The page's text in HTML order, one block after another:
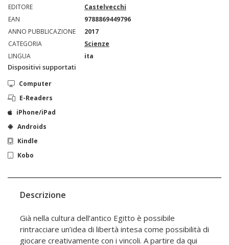
EDITORE
Castelvecchi
EAN
9788869449796
ANNO PUBBLICAZIONE
2017
CATEGORIA
Scienze
LINGUA
ita
Dispositivi supportati
Computer
E-Readers
iPhone/iPad
Androids
Kindle
Kobo
Descrizione
Già nella cultura dell’antico Egitto è possibile
rintracciare un’idea di libertà intesa come possibilità di
giocare creativamente con i vincoli. A partire da qui